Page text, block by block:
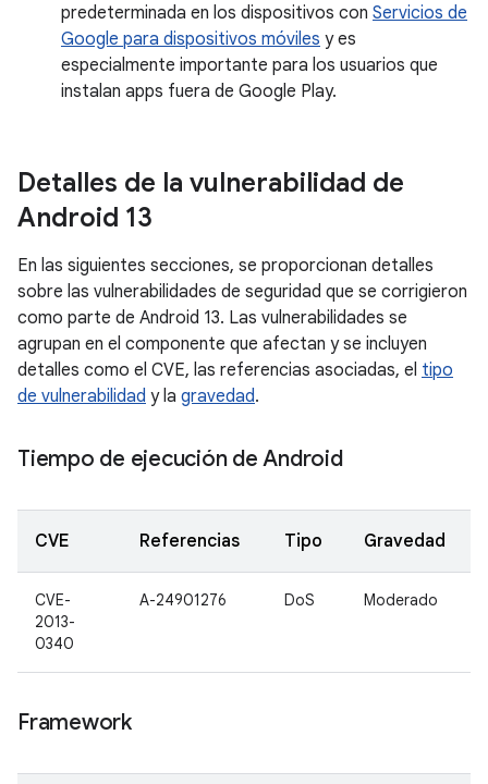
predeterminada en los dispositivos con Servicios de
Google para dispositivos móviles y es
especialmente importante para los usuarios que
instalan apps fuera de Google Play.
Detalles de la vulnerabilidad de
Android 13
En las siguientes secciones, se proporcionan detalles
sobre las vulnerabilidades de seguridad que se corrigieron
como parte de Android 13. Las vulnerabilidades se
agrupan en el componente que afectan y se incluyen
detalles como el CVE, las referencias asociadas, el tipo
de vulnerabilidad y la gravedad.
Tiempo de ejecución de Android
CVE Referencias Tipo Gravedad
CVE-
2013-
0340
A-24901276 DoS Moderado
Framework